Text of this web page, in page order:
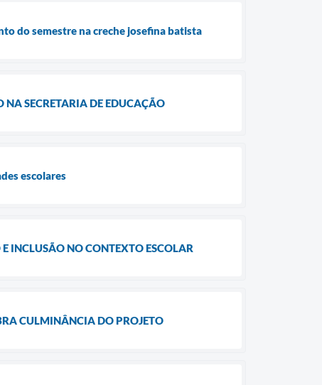
do semestre na creche josefina batista
SECRETARIA DE EDUCAÇÃO
escolares
INCLUSÃO NO CONTEXTO ESCOLAR
CULMINÂNCIA DO PROJETO